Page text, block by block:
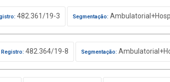
482.361/19-3 Segmentação:
Registro: 482.364/19-8 Segmentação: